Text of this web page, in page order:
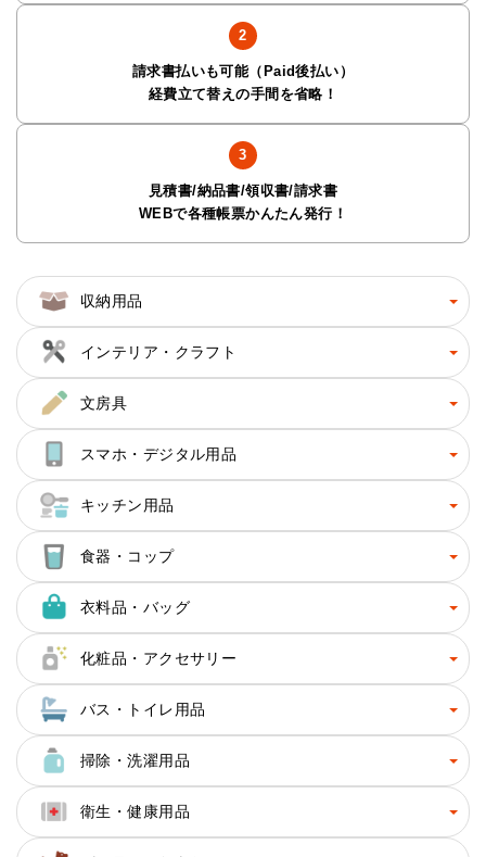
請求書払いも可能（Paid後払い）
経費立て替えの手間を省略！
見積書/納品書/領収書/請求書
WEBで各種帳票かんたん発行！
収納用品
インテリア・クラフト
文房具
スマホ・デジタル用品
キッチン用品
食器・コップ
衣料品・バッグ
化粧品・アクセサリー
バス・トイレ用品
掃除・洗濯用品
衛生・健康用品